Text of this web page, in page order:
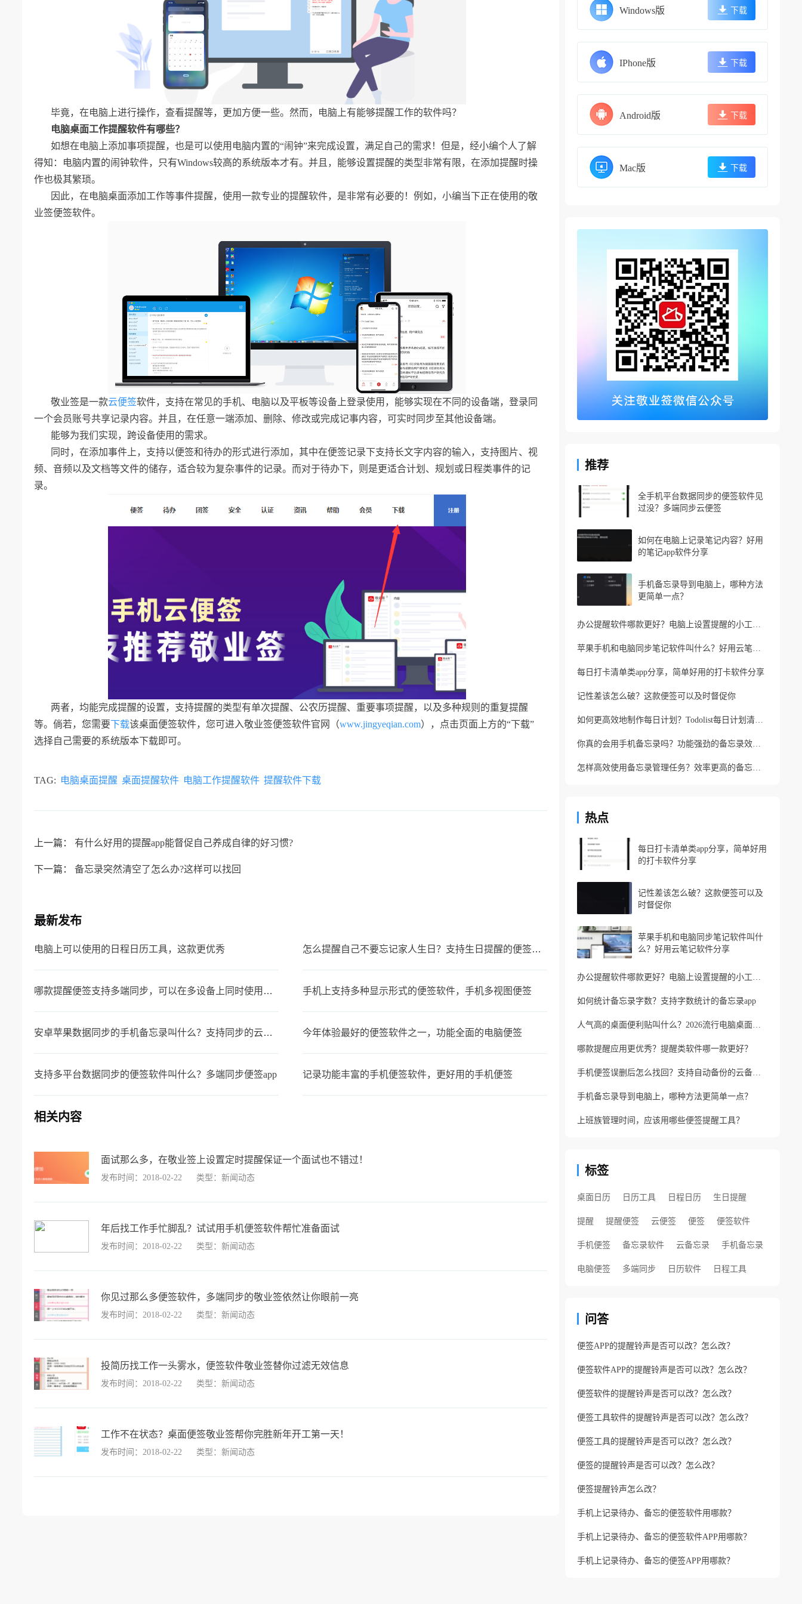
毕竟，在电脑上进行操作，查看提醒等，更加方便一些。然而，电脑上有能够提醒工作的软件吗？
电脑桌面工作提醒软件有哪些？
如想在电脑上添加事项提醒，也是可以使用电脑内置的“闹钟”来完成设置，满足自己的需求！但是，经小编个人了解
得知：电脑内置的闹钟软件，只有Windows较高的系统版本才有。并且，能够设置提醒的类型非常有限，在添加提醒时操
作也极其繁琐。
因此，在电脑桌面添加工作等事件提醒，使用一款专业的提醒软件，是非常有必要的！例如，小编当下正在使用的敬
业签便签软件。
敬业签是一款云便签软件，支持在常见的手机、电脑以及平板等设备上登录使用，能够实现在不同的设备端，登录同
一个会员账号共享记录内容。并且，在任意一端添加、删除、修改或完成记事内容，可实时同步至其他设备端。
能够为我们实现，跨设备使用的需求。
同时，在添加事件上，支持以便签和待办的形式进行添加，其中在便签记录下支持长文字内容的输入，支持图片、视
频、音频以及文档等文件的储存，适合较为复杂事件的记录。而对于待办下，则是更适合计划、规划或日程类事件的记
录。
两者，均能完成提醒的设置，支持提醒的类型有单次提醒、公农历提醒、重要事项提醒，以及多种规则的重复提醒
等。倘若，您需要下载该桌面便签软件，您可进入敬业签便签软件官网（www.jingyeqian.com），点击页面上方的“下载”
选择自己需要的系统版本下载即可。
TAG: 电脑桌面提醒 桌面提醒软件 电脑工作提醒软件 提醒软件下载
上一篇： 有什么好用的提醒app能督促自己养成自律的好习惯?
下一篇： 备忘录突然清空了怎么办?这样可以找回
最新发布
电脑上可以使用的日程日历工具，这款更优秀 怎么提醒自己不要忘记家人生日？支持生日提醒的便签软件
哪款提醒便签支持多端同步，可以在多设备上同时使用的便签 手机上支持多种显示形式的便签软件，手机多视图便签
安卓苹果数据同步的手机备忘录叫什么？支持同步的云备忘录 今年体验最好的便签软件之一，功能全面的电脑便签
支持多平台数据同步的便签软件叫什么？多端同步便签app 记录功能丰富的手机便签软件，更好用的手机便签
相关内容
面试那么多，在敬业签上设置定时提醒保证一个面试也不错过！
发布时间：2018-02-22 类型：新闻动态
年后找工作手忙脚乱？试试用手机便签软件帮忙准备面试
发布时间：2018-02-22 类型：新闻动态
你见过那么多便签软件，多端同步的敬业签依然让你眼前一亮
发布时间：2018-02-22 类型：新闻动态
投简历找工作一头雾水，便签软件敬业签替你过滤无效信息
发布时间：2018-02-22 类型：新闻动态
工作不在状态？桌面便签敬业签帮你完胜新年开工第一天！
发布时间：2018-02-22 类型：新闻动态
Windows版 下载
IPhone版 下载
Android版 下载
Mac版 下载
推荐
全手机平台数据同步的便签软件见
过没？多端同步云便签
如何在电脑上记录笔记内容？好用
的笔记app软件分享
手机备忘录导到电脑上，哪种方法
更简单一点？
办公提醒软件哪款更好？电脑上设置提醒的小工具推荐
苹果手机和电脑同步笔记软件叫什么？好用云笔记软件分享
每日打卡清单类app分享，简单好用的打卡软件分享
记性差该怎么破？这款便签可以及时督促你
如何更高效地制作每日计划？Todolist每日计划清单制作方法
你真的会用手机备忘录吗？功能强劲的备忘录效率工具
怎样高效使用备忘录管理任务？效率更高的备忘录app
热点
每日打卡清单类app分享，简单好用
的打卡软件分享
记性差该怎么破？这款便签可以及
时督促你
苹果手机和电脑同步笔记软件叫什
么？好用云笔记软件分享
办公提醒软件哪款更好？电脑上设置提醒的小工具推荐
如何统计备忘录字数？支持字数统计的备忘录app
人气高的桌面便利贴叫什么？2026流行电脑桌面便利贴
哪款提醒应用更优秀？提醒类软件哪一款更好？
手机便签误删后怎么找回？支持自动备份的云备忘录软件
手机备忘录导到电脑上，哪种方法更简单一点？
上班族管理时间，应该用哪些便签提醒工具？
标签
桌面日历 日历工具 日程日历 生日提醒
提醒 提醒便签 云便签 便签 便签软件
手机便签 备忘录软件 云备忘录 手机备忘录
电脑便签 多端同步 日历软件 日程工具
问答
便签APP的提醒铃声是否可以改？怎么改？
便签软件APP的提醒铃声是否可以改？怎么改？
便签软件的提醒铃声是否可以改？怎么改？
便签工具软件的提醒铃声是否可以改？怎么改？
便签工具的提醒铃声是否可以改？怎么改？
便签的提醒铃声是否可以改？怎么改？
便签提醒铃声怎么改？
手机上记录待办、备忘的便签软件用哪款？
手机上记录待办、备忘的便签软件APP用哪款？
手机上记录待办、备忘的便签APP用哪款？